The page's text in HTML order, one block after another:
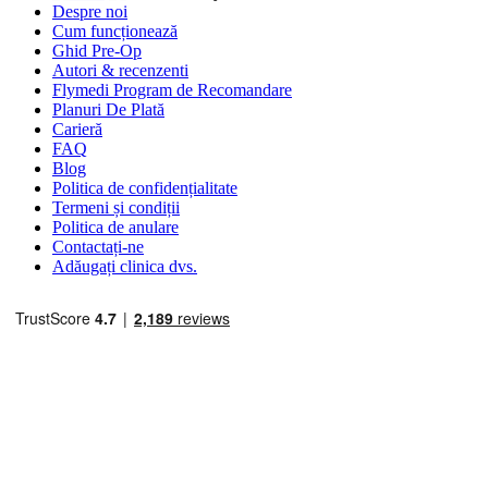
Despre noi
Cum funcționează
Ghid Pre-Op
Autori & recenzenti
Flymedi Program de Recomandare
Planuri De Plată
Carieră
FAQ
Blog
Politica de confidențialitate
Termeni și condiții
Politica de anulare
Contactați-ne
Adăugați clinica dvs.